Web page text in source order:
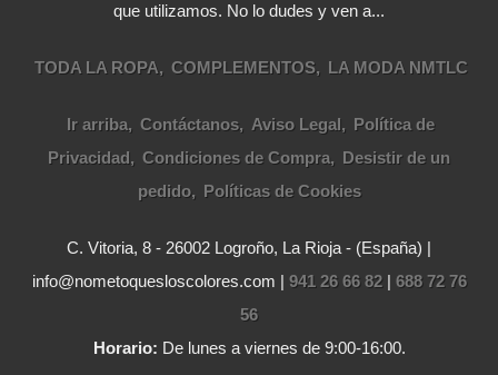
que utilizamos. No lo dudes y ven a...
TODA LA ROPA COMPLEMENTOS LA MODA NMTLC
Ir arriba Contáctanos Aviso Legal
Política de
Privacidad
Condiciones de Compra
Desistir de un
pedido
Políticas de Cookies
C. Vitoria, 8 - 26002 Logroño, La Rioja - (España) |
info@nometoquesloscolores.com | 941 26 66 82| 688 72 76
56
Horario: De lunes a viernes de 9:00-16:00.